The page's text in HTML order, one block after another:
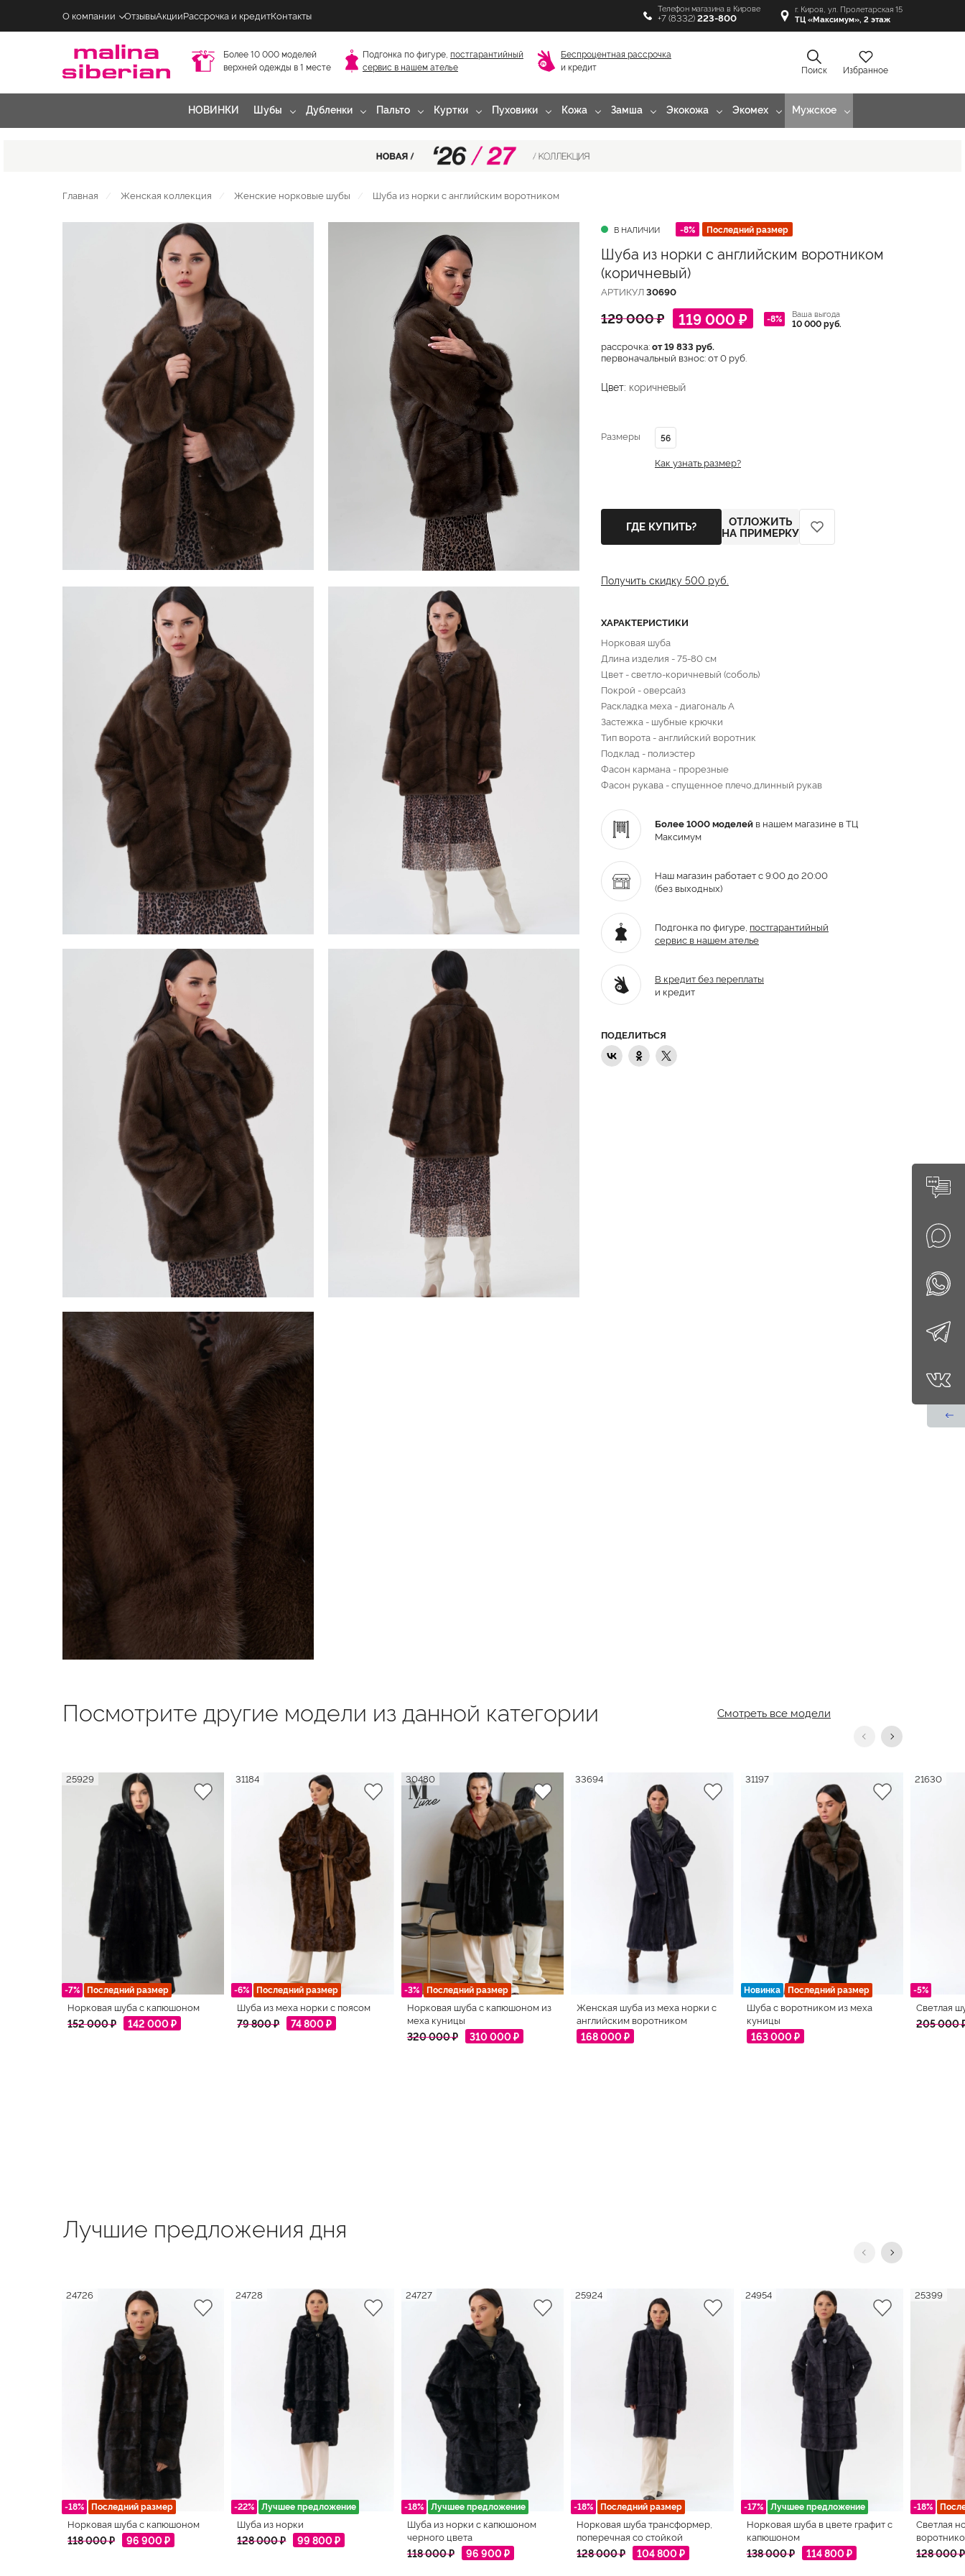
О компании ОтзывыАкцииРассрочка и кредитКонтакты
Телефон магазина в Кирове
+7 (8332) 223-800
г. Киров, ул. Пролетарская 15
ТЦ «Максимум», 2 этаж
Более 10 000 моделей
верхней одежды в 1 месте
Подгонка по фигуре, постгарантийный
сервис в нашем ателье
Беспроцентная рассрочка
и кредит
Поиск Избранное
НОВИНКИ Шубы Дубленки Пальто Куртки Пуховики Кожа Замша Экокожа Экомех Мужское
Главная Женская коллекция Женские норковые шубы Шуба из норки с английским воротником
В НАЛИЧИИ -8% Последний размер
Шуба из норки с английским воротником
(коричневый)
АРТИКУЛ30690
129 000 ₽ 119 000 ₽ -8% Ваша выгода
10 000 руб.
рассрочка:от 19 833 руб.
первоначальный взнос: от 0 руб.
Цвет: коричневый
Размеры 56
Как узнать размер?
ГДЕ КУПИТЬ? ОТЛОЖИТЬ
НА ПРИМЕРКУ
Получить скидку 500 руб.
ХАРАКТЕРИСТИКИ
Норковая шуба
Длина изделия - 75-80 см
Цвет - светло-коричневый (соболь)
Покрой - оверсайз
Раскладка меха - диагональ А
Застежка - шубные крючки
Тип ворота - английский воротник
Подклад - полиэстер
Фасон кармана - прорезные
Фасон рукава - спущенное плечо,длинный рукав
Более 1000 моделей в нашем магазине в ТЦ
Максимум
Наш магазин работает с 9:00 до 20:00
(без выходных)
Подгонка по фигуре, постгарантийный
сервис в нашем ателье
В кредит без переплаты
и кредит
ПОДЕЛИТЬСЯ
Посмотрите другие модели из данной категории Смотреть все модели
-7% Последний размер
25929
Норковая шуба с капюшоном
152 000 ₽ 142 000 ₽
-6% Последний размер
31184
Шуба из меха норки с поясом
79 800 ₽ 74 800 ₽
-3% Последний размер
30480
Норковая шуба с капюшоном из
меха куницы
320 000 ₽ 310 000 ₽
33694
Женская шуба из меха норки с
английским воротником
168 000 ₽
Новинка Последний размер
31197
Шуба с воротником из меха
куницы
163 000 ₽
-5%
21630
Светлая
205 000
Лучшие предложения дня
-18% Последний размер
24726
Норковая шуба с капюшоном
118 000 ₽ 96 900 ₽
-22% Лучшее предложение
24728
Шуба из норки
128 000 ₽ 99 800 ₽
-18% Лучшее предложение
24727
Шуба из норки с капюшоном
черного цвета
118 000 ₽ 96 900 ₽
-18% Последний размер
25924
Норковая шуба трансформер,
поперечная со стойкой
128 000 ₽ 104 800 ₽
-17% Лучшее предложение
24954
Норковая шуба в цвете графит с
капюшоном
138 000 ₽ 114 800 ₽
-18%
25399
Светлая
128 000 ₽